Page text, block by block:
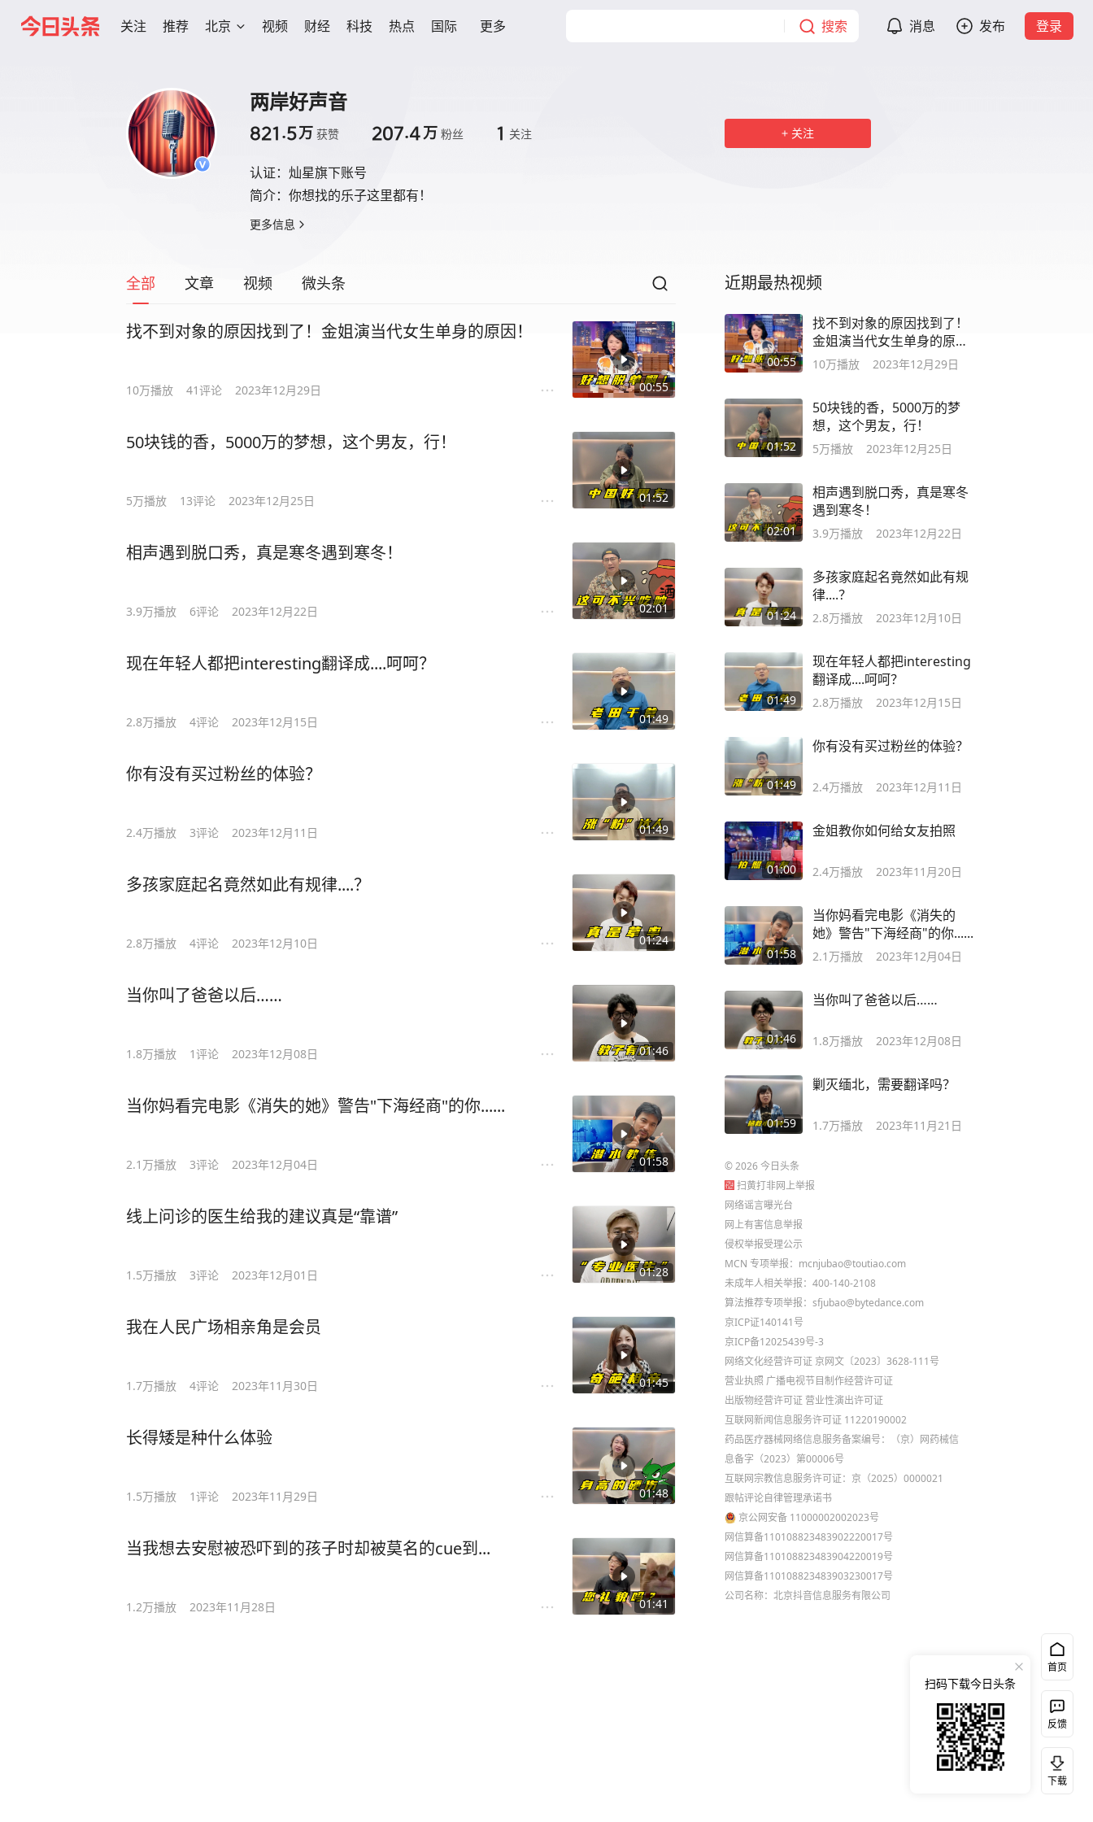
关注 推荐 北京 视频 财经 科技 热点 国际 更多 搜索 消息 发布 登录
两岸好声音
821.5万 获赞 207.4万 粉丝 1 关注
认证： 灿星旗下账号
简介： 你想找的乐子这里都有！
更多信息
关注
全部 文章 视频 微头条
00:55
找不到对象的原因找到了！金姐演当代女生单身的原因！
10万播放 41评论 2023年12月29日
01:52
50块钱的香，5000万的梦想，这个男友，行！
5万播放 13评论 2023年12月25日
02:01
相声遇到脱口秀，真是寒冬遇到寒冬！
3.9万播放 6评论 2023年12月22日
01:49
现在年轻人都把interesting翻译成....呵呵？
2.8万播放 4评论 2023年12月15日
01:49
你有没有买过粉丝的体验？
2.4万播放 3评论 2023年12月11日
01:24
多孩家庭起名竟然如此有规律....？
2.8万播放 4评论 2023年12月10日
01:46
当你叫了爸爸以后……
1.8万播放 1评论 2023年12月08日
01:58
当你妈看完电影《消失的她》警告"下海经商"的你......
2.1万播放 3评论 2023年12月04日
01:28
线上问诊的医生给我的建议真是“靠谱”
1.5万播放 3评论 2023年12月01日
01:45
我在人民广场相亲角是会员
1.7万播放 4评论 2023年11月30日
01:48
长得矮是种什么体验
1.5万播放 1评论 2023年11月29日
01:41
当我想去安慰被恐吓到的孩子时却被莫名的cue到...
1.2万播放 2023年11月28日
近期最热视频
00:55
找不到对象的原因找到了！
金姐演当代女生单身的原
因！
10万播放 2023年12月29日
01:52
50块钱的香，5000万的梦
想，这个男友，行！
5万播放 2023年12月25日
02:01
相声遇到脱口秀，真是寒冬
遇到寒冬！
3.9万播放 2023年12月22日
01:24
多孩家庭起名竟然如此有规
律....？
2.8万播放 2023年12月10日
01:49
现在年轻人都把interesting
翻译成....呵呵？
2.8万播放 2023年12月15日
01:49
你有没有买过粉丝的体验？
2.4万播放 2023年12月11日
01:00
金姐教你如何给女友拍照
2.4万播放 2023年11月20日
01:58
当你妈看完电影《消失的
她》警告"下海经商"的你......
2.1万播放 2023年12月04日
01:46
当你叫了爸爸以后……
1.8万播放 2023年12月08日
01:59
剿灭缅北，需要翻译吗？
1.7万播放 2023年11月21日
©2026今日头条
扫黄打非网上举报
网络谣言曝光台
网上有害信息举报
侵权举报受理公示
MCN 专项举报：mcnjubao@toutiao.com
未成年人相关举报：400-140-2108
算法推荐专项举报：sfjubao@bytedance.com
京ICP证140141号
京ICP备12025439号-3
网络文化经营许可证 京网文〔2023〕3628-111号
营业执照 广播电视节目制作经营许可证
出版物经营许可证 营业性演出许可证
互联网新闻信息服务许可证 11220190002
药品医疗器械网络信息服务备案编号：（京）网药械信
息备字（2023）第00006号
互联网宗教信息服务许可证：京（2025）0000021
跟帖评论自律管理承诺书
京公网安备 11000002002023号
网信算备110108823483902220017号
网信算备110108823483904220019号
网信算备110108823483903230017号
公司名称：北京抖音信息服务有限公司
首页
反馈
下载
扫码下载今日头条